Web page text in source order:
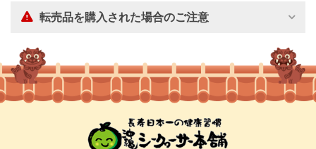
転売品を購入された場合のご注意